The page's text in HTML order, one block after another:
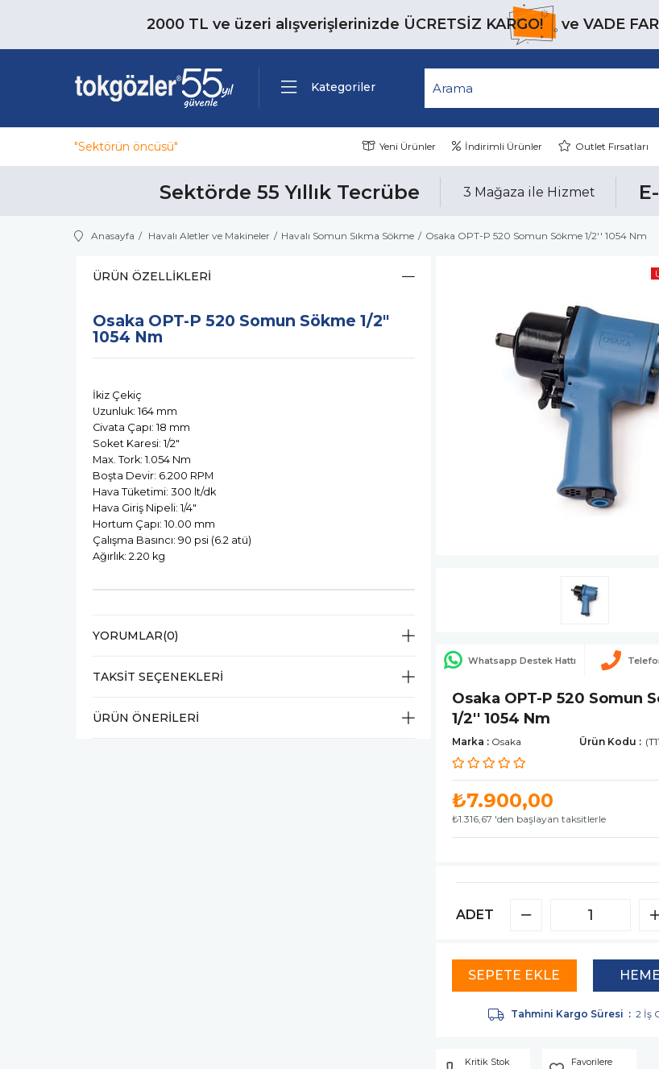
2000 TL ve üzeri alışverişlerinizde ÜCRETSİZ KARGO! ve VADE
Kategoriler
"Sektörün öncüsü" Yeni Ürünler İndirimli Ürünler Outlet Fırsatları
Sektörde 55 Yıllık Tecrübe 3 Mağaza ile Hizmet
Anasayfa Havalı Aletler ve Makineler Havalı Somun Sıkma Sökme Osaka OPT-P 520 Somun Sökme 1/2'' 1054 Nm
ÜRÜN ÖZELLIKLERI
Osaka OPT-P 520 Somun Sökme 1/2"
1054 Nm
İkiz Çekiç
Uzunluk: 164 mm
Civata Çapı: 18 mm
Soket Karesi: 1/2"
Max. Tork: 1.054 Nm
Boşta Devir: 6.200 RPM
Hava Tüketimi: 300 lt/dk
Hava Giriş Nipeli: 1/4"
Hortum Çapı: 10.00 mm
Çalışma Basıncı: 90 psi (6.2 atü)
Ağırlık: 2.20 kg
YORUMLAR(0)
TAKSIT SEÇENEKLERI
ÜRÜN ÖNERILERI
Whatsapp Destek Hattı
Osaka OPT-P 520 Somun
1/2'' 1054 Nm
Marka : Osaka
₺7.900,00
₺1.316,67 'den başlayan taksitlerle
ADET
Tahmini Kargo Süresi : 2 İş
Kritik Stok
Favorilere